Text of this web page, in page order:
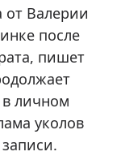
от Валерии
после
пишет
личном
уколов